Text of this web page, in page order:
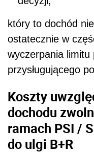
który to dochód
ostatecznie w
wyczerpania limitu
przysługującego
Koszty
dochodu
ramach PSI /
do ulgi B+R